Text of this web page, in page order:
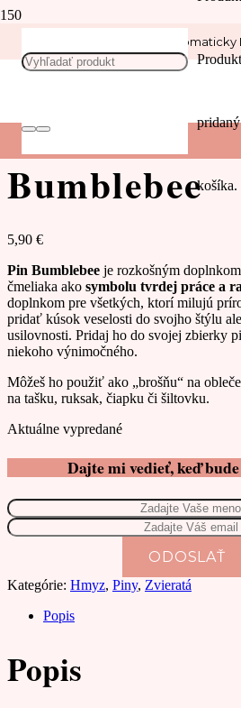
Nakúp nad 30 € a získaj automaticky
Produkt
košíka.
Domov/Piny/Zvieratá Hmyz/ Pin
Pin Včielka
Bumblebee
5,90 €
Pin Bumblebee je rozkošným
čmeliaka ako symbolu tvrdej práce a
doplnkom pre všetkých, ktorí milujú
pridať kúsok veselosti do svojho štýlu
usilovnosti. Pridaj ho do svojej zbierky
niekoho výnimočného.
Môžeš ho použiť ako „brošňu“ na
na tašku, ruksak, čiapku či šiltovku.
Aktuálne vypredané
Dajte mi vedieť, keď
Kategórie: Hmyz, Piny, Zvieratá
Popis
Popis